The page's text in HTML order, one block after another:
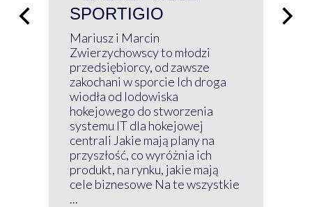
SPORTIGIO
Mariusz i Marcin
Zwierzychowscy to młodzi
przedsiębiorcy, od zawsze
zakochani w sporcie Ich droga
wiodła od lodowiska
hokejowego do stworzenia
systemu IT dla hokejowej
centrali Jakie mają plany na
przyszłość, co wyróżnia ich
produkt, na rynku, jakie mają
cele biznesowe Na te wszystkie
...